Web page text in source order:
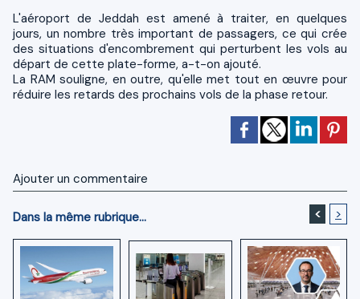
L'aéroport de Jeddah est amené à traiter, en quelques
jours, un nombre très important de passagers, ce qui crée
des situations d'encombrement qui perturbent les vols au
départ de cette plate-forme, a-t-on ajouté.
La RAM souligne, en outre, qu'elle met tout en œuvre pour
réduire les retards des prochains vols de la phase retour.
Ajouter un commentaire
Dans la même rubrique... < >